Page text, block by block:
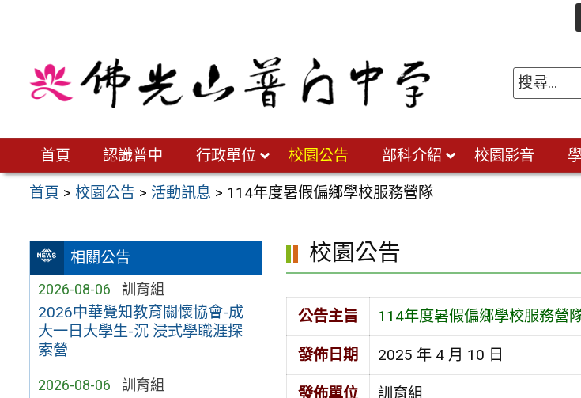
首頁 認識普中 行政單位 校園公告 部科介紹 校園影音
首頁 >校園公告 > 活動訊息 > 114年度暑假偏鄉學校服務營隊
相關公告
2026-08-06 訓育組
2026中華覺知教育關懷協會-成
大一日大學生-沉 浸式學職涯探
索營
2026-08-06 訓育組
校園公告
公告主旨 114年度暑假偏鄉學校服務營
發佈日期 2025 年 4 月 10 日
發佈單位 訓育組